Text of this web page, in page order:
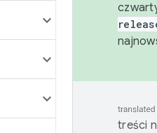
treści